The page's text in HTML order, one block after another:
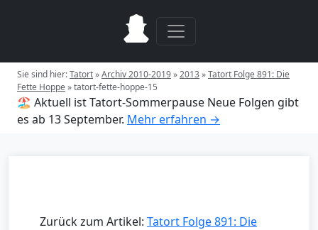
Sie sind hier:Tatort»Archiv 2010-2019»2013»Tatort Folge 891: Die
Fette Hoppe»tatort-fette-hoppe-15
🏖️ Aktuell ist Tatort-Sommerpause Neue Folgen gibt
es ab 13 September. Mehr erfahren →
Zurück zum Artikel: Tatort Folge 891: Die